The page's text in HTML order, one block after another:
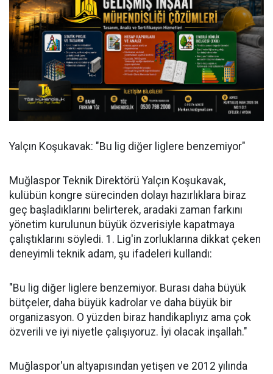
Yalçın Koşukavak: "Bu lig diğer liglere benzemiyor"
Muğlaspor Teknik Direktörü Yalçın Koşukavak,
kulübün kongre sürecinden dolayı hazırlıklara biraz
geç başladıklarını belirterek, aradaki zaman farkını
yönetim kurulunun büyük özverisiyle kapatmaya
çalıştıklarını söyledi. 1. Lig'in zorluklarına dikkat çeken
deneyimli teknik adam, şu ifadeleri kullandı:
"Bu lig diğer liglere benzemiyor. Burası daha büyük
bütçeler, daha büyük kadrolar ve daha büyük bir
organizasyon. O yüzden biraz handikaplıyız ama çok
özverili ve iyi niyetle çalışıyoruz. İyi olacak inşallah."
Muğlaspor'un altyapısından yetişen ve 2012 yılında